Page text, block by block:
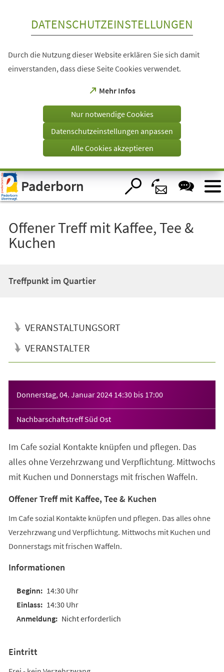
Visuelle
Assistenzsoftware
öffnen.
DATENSCHUTZEINSTELLUNGEN
Durch die Nutzung dieser Website erklären Sie sich damit
einverstanden, dass diese Seite Cookies verwendet.
Mehr Infos
(Öffnet
einem
Tab)
Nur notwendige Cookies
Datenschutzeinstellungen anpassen
Alle Cookies akzeptieren
Paderborn
Offener Treff mit Kaffee, Tee &
Kuchen
Treffpunkt im Quartier
VERANSTALTUNGSORT
VERANSTALTER
Donnerstag, 04. Januar 2024 14:30 bis 17:00
Nachbarschaftstreff Süd Ost
Im Cafe sozial Kontakte knüpfen und pflegen. Das
alles ohne Verzehrzwang und Verpflichtung. Mittwochs
mit Kuchen und Donnerstags mit frischen Waffeln.
Offener Treff mit Kaffee, Tee & Kuchen
Im Cafe sozial Kontakte knüpfen und pflegen. Das alles ohne
Verzehrzwang und Verpflichtung. Mittwochs mit Kuchen und
Donnerstags mit frischen Waffeln.
Informationen
14:30 Uhr
14:30 Uhr
Nicht erforderlich
Eintritt